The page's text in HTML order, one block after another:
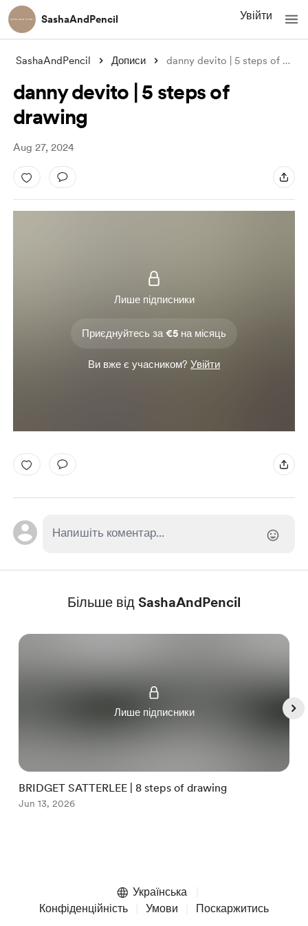
SashaAndPencil Увійти
SashaAndPencil Дописи danny devito | 5 steps of drawing
danny devito | 5 steps of
drawing
Aug 27, 2024
Лише підписники
Приєднуйтесь за €5 на місяць
Ви вже є учасником? Увійти
Більше від SashaAndPencil
Лише підписники
BRIDGET SATTERLEE | 8 steps of drawing
Jun 13, 2026
Українська
Конфіденційність
Умови Поскаржитись